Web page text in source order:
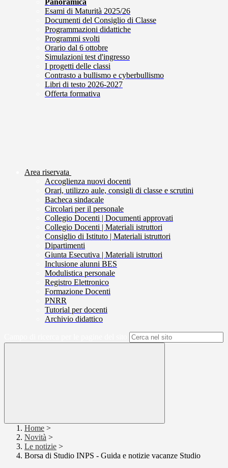
Panoramica
Esami di Maturità 2025/26
Documenti del Consiglio di Classe
Programmazioni didattiche
Programmi svolti
Orario dal 6 ottobre
Simulazioni test d'ingresso
I progetti delle classi
Contrasto a bullismo e cyberbullismo
Libri di testo 2026-2027
Offerta formativa
Area riservata
Accoglienza nuovi docenti
Orari, utilizzo aule, consigli di classe e scrutini
Bacheca sindacale
Circolari per il personale
Collegio Docenti | Documenti approvati
Collegio Docenti | Materiali istruttori
Consiglio di Istituto | Materiali istruttori
Dipartimenti
Giunta Esecutiva | Materiali istruttori
Inclusione alunni BES
Modulistica personale
Registro Elettronico
Formazione Docenti
PNRR
Tutorial per docenti
Archivio didattico
Home >
Novità >
Le notizie >
Borsa di Studio INPS - Guida e notizie vacanze Studio